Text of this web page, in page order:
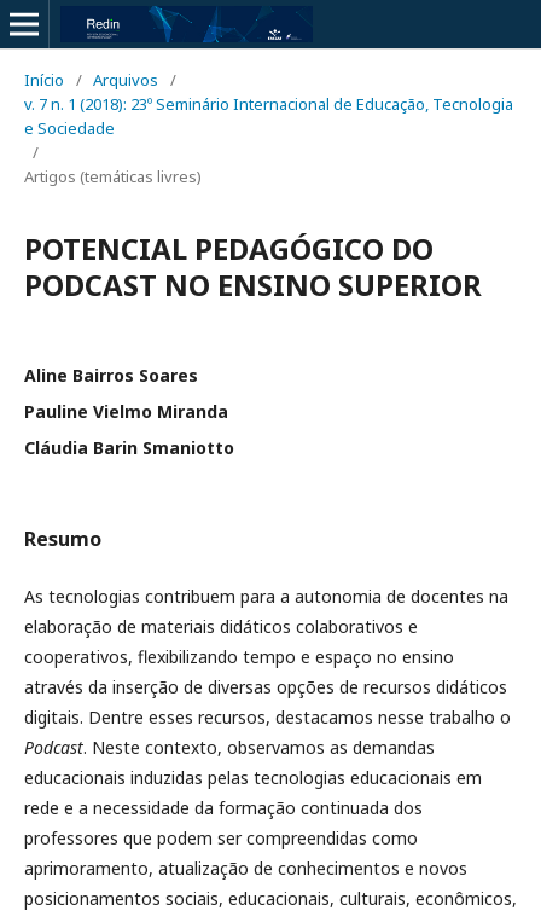
Início / Arquivos
/
v. 7 n. 1 (2018): 23º Seminário Internacional de Educação, Tecnologia
e Sociedade
/
Artigos (temáticas livres)
POTENCIAL PEDAGÓGICO DO
PODCAST NO ENSINO SUPERIOR
Aline Bairros Soares
Pauline Vielmo Miranda
Cláudia Barin Smaniotto
Resumo
As tecnologias contribuem para a autonomia de docentes na
elaboração de materiais didáticos colaborativos e
cooperativos, flexibilizando tempo e espaço no ensino
através da inserção de diversas opções de recursos didáticos
digitais. Dentre esses recursos, destacamos nesse trabalho o
Podcast. Neste contexto, observamos as demandas
educacionais induzidas pelas tecnologias educacionais em
rede e a necessidade da formação continuada dos
professores que podem ser compreendidas como
aprimoramento, atualização de conhecimentos e novos
posicionamentos sociais, educacionais, culturais, econômicos,